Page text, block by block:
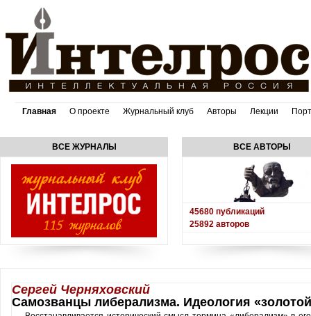
Главная О проекте Журнальный клуб Авторы Лекции
ВСЕ ЖУРНАЛЫ ВСЕ АВТОРЫ
45680 публикаций
25892 авторов
Сергей Черняховский
Самозванцы либерализма. Идеология